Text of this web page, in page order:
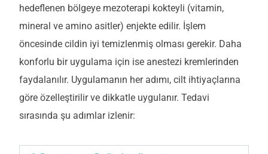
hedeflenen bölgeye mezoterapi kokteyli (vitamin,
mineral ve amino asitler) enjekte edilir. İşlem
öncesinde cildin iyi temizlenmiş olması gerekir. Daha
konforlu bir uygulama için ise anestezi kremlerinden
faydalanılır. Uygulamanın her adımı, cilt ihtiyaçlarına
göre özelleştirilir ve dikkatle uygulanır. Tedavi
sırasında şu adımlar izlenir: